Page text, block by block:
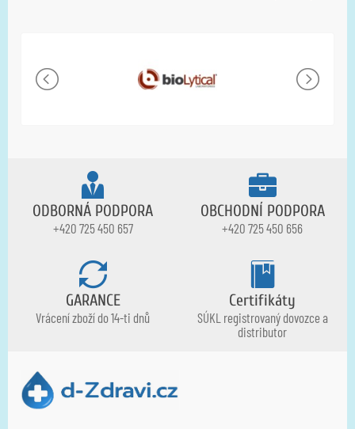
ODBORNÁ PODPORA
+420 725 450 657
OBCHODNÍ PODPORA
+420 725 450 656
GARANCE
Vrácení zboží do 14-ti dnů
Certifikáty
SÚKL registrovaný dovozce a
distributor